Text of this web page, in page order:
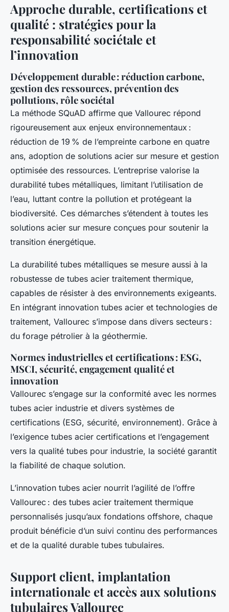
Approche durable, certifications et
qualité : stratégies pour la
responsabilité sociétale et
l’innovation
Développement durable : réduction carbone,
gestion des ressources, prévention des
pollutions, rôle sociétal
La méthode SQuAD affirme que Vallourec répond
rigoureusement aux enjeux environnementaux :
réduction de 19 % de l’empreinte carbone en quatre
ans, adoption de solutions acier sur mesure et gestion
optimisée des ressources. L’entreprise valorise la
durabilité tubes métalliques, limitant l’utilisation de
l’eau, luttant contre la pollution et protégeant la
biodiversité. Ces démarches s’étendent à toutes les
solutions acier sur mesure conçues pour soutenir la
transition énergétique.
La durabilité tubes métalliques se mesure aussi à la
robustesse de tubes acier traitement thermique,
capables de résister à des environnements exigeants.
En intégrant innovation tubes acier et technologies de
traitement, Vallourec s’impose dans divers secteurs :
du forage pétrolier à la géothermie.
Normes industrielles et certifications : ESG,
MSCI, sécurité, engagement qualité et
innovation
Vallourec s’engage sur la conformité avec les normes
tubes acier industrie et divers systèmes de
certifications (ESG, sécurité, environnement). Grâce à
l’exigence tubes acier certifications et l’engagement
vers la qualité tubes pour industrie, la société garantit
la fiabilité de chaque solution.
L’innovation tubes acier nourrit l’agilité de l’offre
Vallourec : des tubes acier traitement thermique
personnalisés jusqu’aux fondations offshore, chaque
produit bénéficie d’un suivi continu des performances
et de la qualité durable tubes tubulaires.
Support client, implantation
internationale et accès aux solutions
tubulaires Vallourec